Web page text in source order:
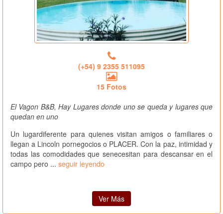
(+54) 9 2355 511095
15 Fotos
El Vagon B&B, Hay Lugares donde uno se queda y lugares que
quedan en uno
Un lugardiferente para quienes visitan amigos o familiares o
llegan a Lincoln pornegocios o PLACER. Con la paz, intimidad y
todas las comodidades que senecesitan para descansar en el
campo pero ... seguir leyendo
Ver Más